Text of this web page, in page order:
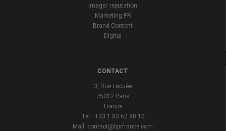
Image/ reputation
Marketing PR
Brand Content
Digital
CONTACT
3, Rue Lacuée
75012 Paris
France
Tel : +33 1 83 62 88 10
Mail: contact@bprfrance.com